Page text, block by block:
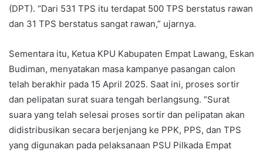
(DPT). “Dari 531 TPS itu terdapat 500 TPS berstatus rawan
dan 31 TPS berstatus sangat rawan,” ujarnya.
Sementara itu, Ketua KPU Kabupaten Empat Lawang, Eskan
Budiman, menyatakan masa kampanye pasangan calon
telah berakhir pada 15 April 2025. Saat ini, proses sortir
dan pelipatan surat suara tengah berlangsung. “Surat
suara yang telah selesai proses sortir dan pelipatan akan
didistribusikan secara berjenjang ke PPK, PPS, dan TPS
yang digunakan pada pelaksanaan PSU Pilkada Empat